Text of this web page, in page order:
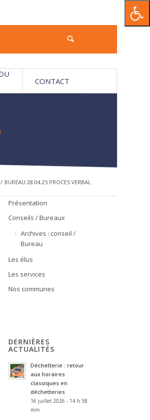
CONTACT
/ BUREAU 28.04.25 PROCES VERBAL
Présentation
Conseils / Bureaux
Archives : conseil /
Bureau
Les élus
Les services
Nos communes
DERNIÈRES
ACTUALITÉS
Déchetterie : retour
aux horaires
classiques en
déchetteries
16 juillet 2026 - 14 h 58
min